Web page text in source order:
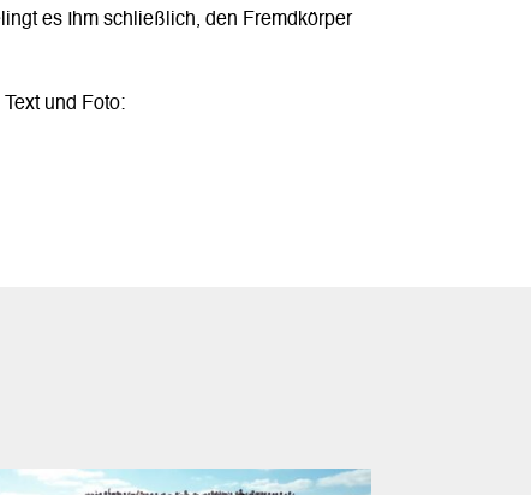
es Ihm schließlich, den Fremdkörper
und Foto: